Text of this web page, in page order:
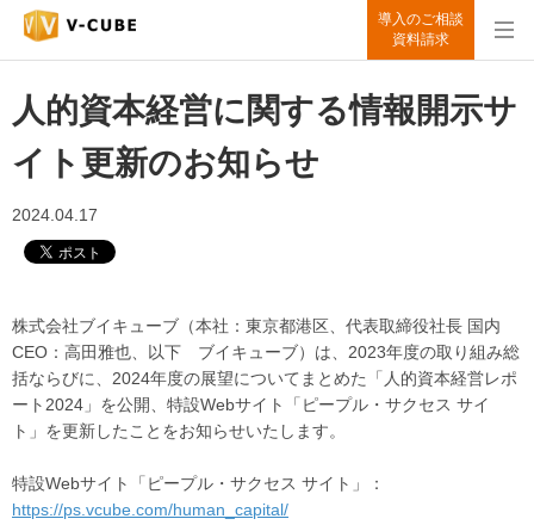
導入のご相談
資料請求
人的資本経営に関する情報開示サ
イト更新のお知らせ
2024.04.17
株式会社ブイキューブ（本社：東京都港区、代表取締役社長 国内
CEO：高田雅也、以下 ブイキューブ）は、2023年度の取り組み総
括ならびに、2024年度の展望についてまとめた「人的資本経営レポ
ート2024」を公開、特設Webサイト「ピープル・サクセス サイ
ト」を更新したことをお知らせいたします。
特設Webサイト「ピープル・サクセス サイト」：
https://ps.vcube.com/human_capital/